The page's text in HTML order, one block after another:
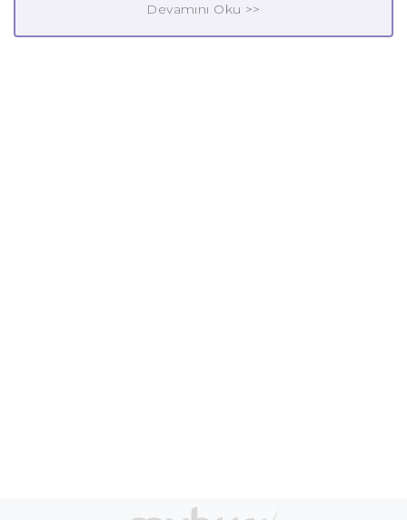
Devamını Oku >>